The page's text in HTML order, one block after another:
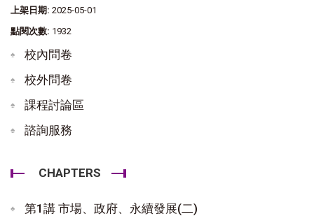
上架日期: 2025-05-01
點閱次數: 1932
校內問卷
校外問卷
課程討論區
諮詢服務
CHAPTERS
第1講 市場、政府、永續發展(二)